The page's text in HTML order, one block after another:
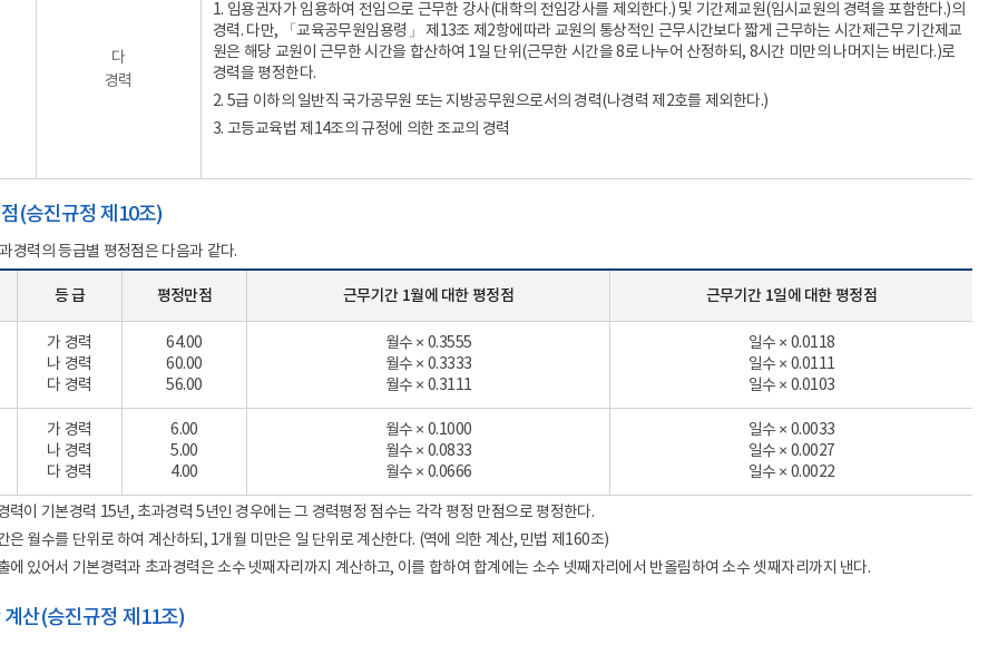
다
경력
1. 임용권자가 임용하여 전임으로 근무한 강사(대학의 전임강사를 제외한다.) 및 기간제교원(임시교원의 경력을 포함한다.)의
경력. 다만, 「교육공무원임용령」 제13조 제2항에따라 교원의 통상적인 근무시간보다 짧게 근무하는 시간제근무 기간제교
원은 해당 교원이 근무한 시간을 합산하여 1일 단위(근무한 시간을 8로 나누어 산정하되, 8시간 미만의 나머지는 버린다.)로
경력을 평정한다.
2. 5급 이하의 일반직 국가공무원 또는 지방공무원으로서의 경력(나경력 제2호를 제외한다.)
3. 고등교육법 제14조의 규정에 의한 조교의 경력
(승진규정 제10조)
경력의 등급별 평정점은 다음과 같다.
등 급 평정만점 근무기간 1월에 대한 평정점 근무기간 1일에 대한 평정점
가 경력
나 경력
다 경력
64.00
60.00
56.00
월수 × 0.3555
월수 × 0.3333
월수 × 0.3111
일수 × 0.0118
일수 × 0.0111
일수 × 0.0103
가 경력
나 경력
다 경력
6.00
5.00
4.00
월수 × 0.1000
월수 × 0.0833
월수 × 0.0666
일수 × 0.0033
일수 × 0.0027
일수 × 0.0022
력이 기본경력 15년, 초과경력 5년인 경우에는 그 경력평정 점수는 각각 평정 만점으로 평정한다.
은 월수를 단위로 하여 계산하되, 1개월 미만은 일 단위로 계산한다. (역에 의한 계산, 민법 제160조)
에 있어서 기본경력과 초과경력은 소수 넷째자리까지 계산하고, 이를 합하여 합계에는 소수 넷째자리에서 반올림하여 소수 셋째자리까지 낸다.
계산(승진규정 제11조)